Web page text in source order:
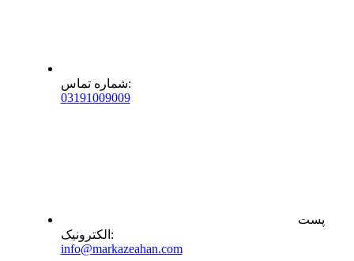
شماره تماس:
03191009009
پست
الکترونیک :
info@markazeahan.com